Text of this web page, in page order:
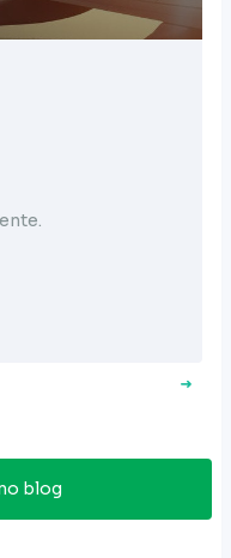
blog